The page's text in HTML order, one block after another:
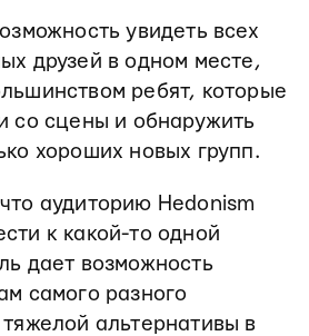
увидеть всех
друзей в одном месте,
ребят, которые
со сцены и обнаружить
хороших новых групп.
аудиторию Hedonism
к какой-то одной
дает возможность
самого разного
альтернативы в